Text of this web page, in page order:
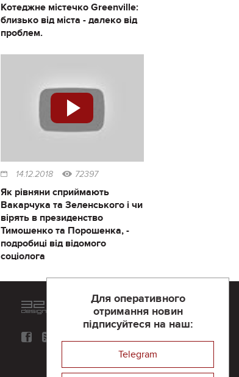
Котеджне містечко Greenville:
близько від міста - далеко від
проблем.
14.12.2018 72397
Як рівняни сприймають
Вакарчука та Зеленського і чи
вірять в президенство
Тимошенко та Порошенка, -
подробиці від відомого
соціолога
Для оперативного
отримання новин
підписуйтеся на наш:
Telegram
Розроблений та підтримується
компанії 32х32